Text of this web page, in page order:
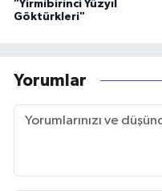
"Yirmibirinci Yüzyıl
Göktürkleri"
Yorumlar